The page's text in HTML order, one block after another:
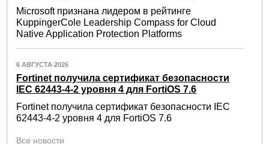
Microsoft признана лидером в рейтинге
KuppingerCole Leadership Compass for Cloud
Native Application Protection Platforms
6 АВГУСТА 2026
Fortinet получила сертификат безопасности
IEC 62443-4-2 уровня 4 для FortiOS 7.6
Fortinet получила сертификат безопасности IEC
62443-4-2 уровня 4 для FortiOS 7.6
Все новости